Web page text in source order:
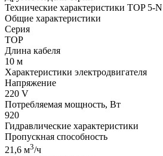
Технические характеристики TOP 5-
Общие характеристики
Серия
TOP
Длина кабеля
10 м
Характеристики электродвигателя
Напряжение
220 V
Потребляемая мощность, Вт
920
Гидравлические характеристики
Пропускная способность
21,6 м3/ч